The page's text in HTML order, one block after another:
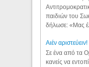
παιδιών του
δήλωσε: «Μας
Aιέν αριστεύειν!
Σε ένα από τα
κανείς να